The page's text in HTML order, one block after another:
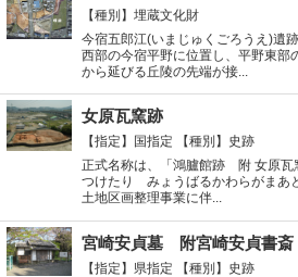
【種別】埋蔵文化財
今宿五郎江(いまじゅくごろうえ)遺
西部の今宿平野に位置し、平野東部
から延びる丘陵の先端が接...
女原瓦窯跡
【指定】国指定
【種別】史跡
正式名称は、「鴻臚館跡 附 女原
つけたり みょうばるかわらがまあ
土地区画整理事業に伴...
宮崎安貞墓 附宮崎安貞書斎
【指定】県指定
【種別】史跡